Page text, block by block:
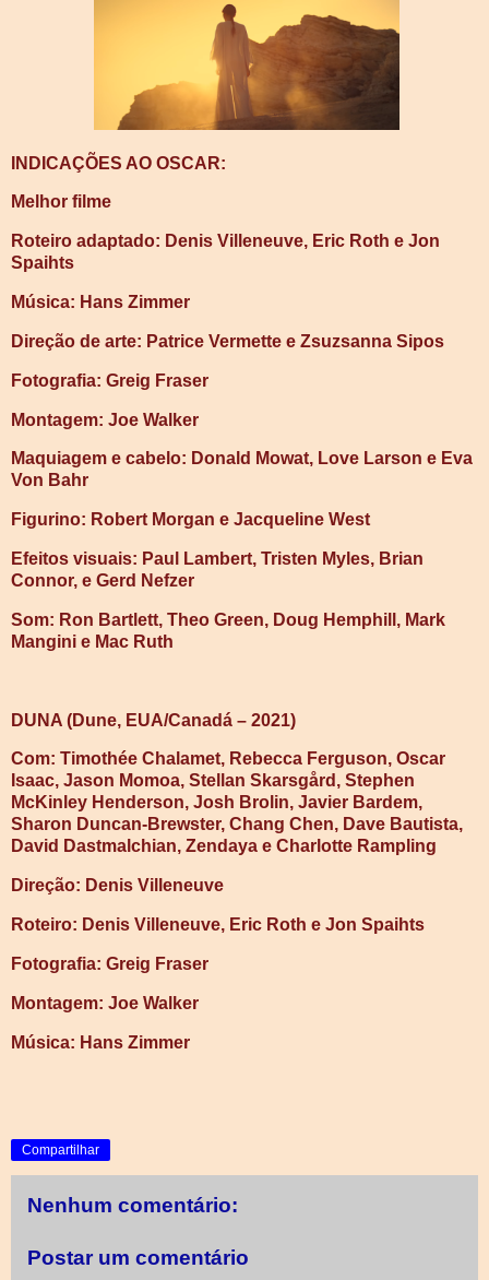
INDICAÇÕES AO OSCAR:
Melhor filme
Roteiro adaptado: Denis Villeneuve, Eric Roth e Jon
Spaihts
Música: Hans Zimmer
Direção de arte: Patrice Vermette e Zsuzsanna Sipos
Fotografia: Greig Fraser
Montagem: Joe Walker
Maquiagem e cabelo: Donald Mowat, Love Larson e Eva
Von Bahr
Figurino: Robert Morgan e Jacqueline West
Efeitos visuais: Paul Lambert, Tristen Myles, Brian
Connor, e Gerd Nefzer
Som: Ron Bartlett, Theo Green, Doug Hemphill, Mark
Mangini e Mac Ruth
DUNA (Dune, EUA/Canadá – 2021)
Com: Timothée Chalamet, Rebecca Ferguson, Oscar
Isaac, Jason Momoa, Stellan Skarsgård, Stephen
McKinley Henderson, Josh Brolin, Javier Bardem,
Sharon Duncan-Brewster, Chang Chen, Dave Bautista,
David Dastmalchian, Zendaya e Charlotte Rampling
Direção: Denis Villeneuve
Roteiro: Denis Villeneuve, Eric Roth e Jon Spaihts
Fotografia: Greig Fraser
Montagem: Joe Walker
Música: Hans Zimmer
Compartilhar
Nenhum comentário:
Postar um comentário